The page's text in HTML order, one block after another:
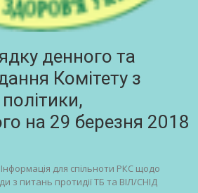
денного та
Комітету з
на 29 березня 2018
Інформація для спільноти РКС щодо
з питань протидії ТБ та ВІЛ/СНІД